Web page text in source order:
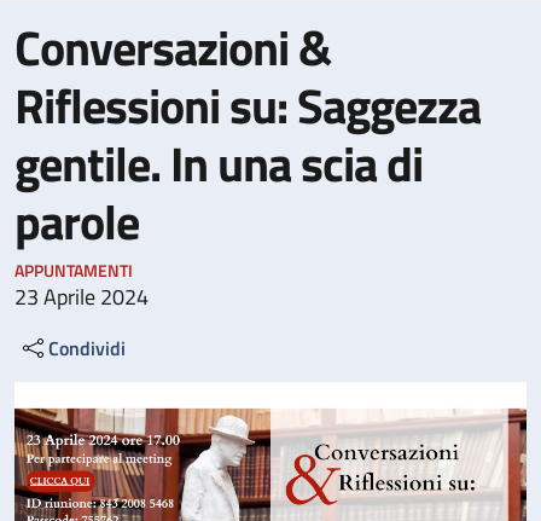
Conversazioni &
Riflessioni su: Saggezza
gentile. In una scia di
parole
APPUNTAMENTI
23 Aprile 2024
Condividi